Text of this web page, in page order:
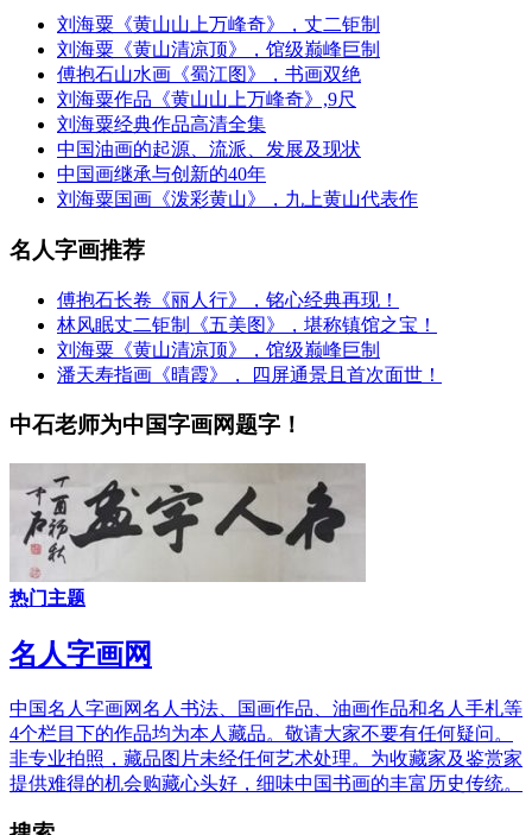
刘海粟《黄山山上万峰奇》，丈二钜制
刘海粟《黄山清凉顶》，馆级巅峰巨制
傅抱石山水画《蜀江图》，书画双绝
刘海粟作品《黄山山上万峰奇》,9尺
刘海粟经典作品高清全集
中国油画的起源、流派、发展及现状
中国画继承与创新的40年
刘海粟国画《泼彩黄山》，九上黄山代表作
名人字画推荐
傅抱石长卷《丽人行》，铭心经典再现！
林风眠丈二钜制《五美图》，堪称镇馆之宝！
刘海粟《黄山清凉顶》，馆级巅峰巨制
潘天寿指画《晴霞》， 四屏通景且首次面世！
中石老师为中国字画网题字！
热门主题
名人字画网
中国名人字画网名人书法、国画作品、油画作品和名人手札等
4个栏目下的作品均为本人藏品。敬请大家不要有任何疑问。
非专业拍照，藏品图片未经任何艺术处理。为收藏家及鉴赏家
提供难得的机会购藏心头好，细味中国书画的丰富历史传统。